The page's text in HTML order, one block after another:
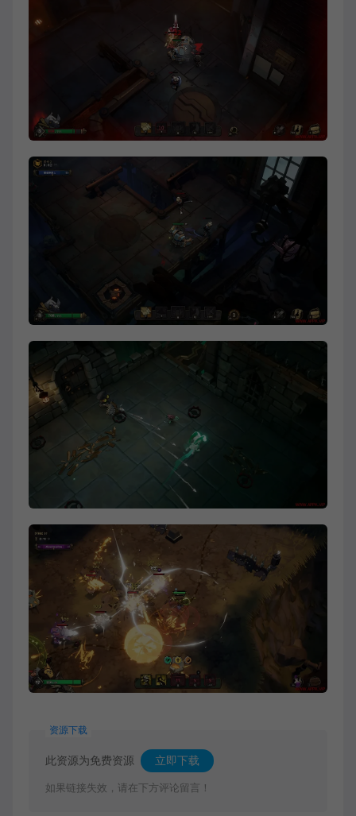
资源下载
此资源为免费资源 立即下载
如果链接失效，请在下方评论留言！